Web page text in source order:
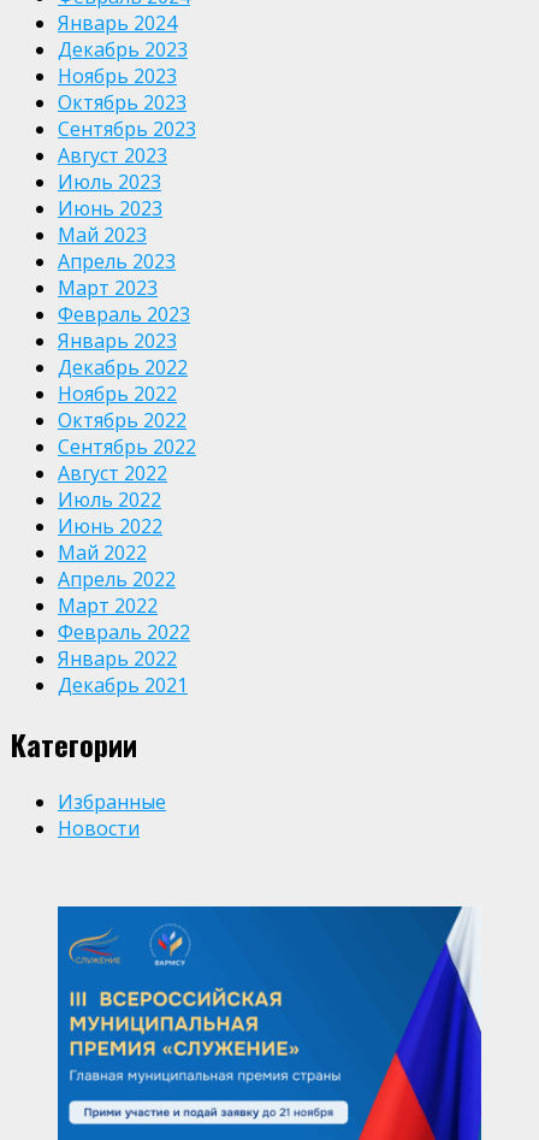
Январь 2024
Декабрь 2023
Ноябрь 2023
Октябрь 2023
Сентябрь 2023
Август 2023
Июль 2023
Июнь 2023
Май 2023
Апрель 2023
Март 2023
Февраль 2023
Январь 2023
Декабрь 2022
Ноябрь 2022
Октябрь 2022
Сентябрь 2022
Август 2022
Июль 2022
Июнь 2022
Май 2022
Апрель 2022
Март 2022
Февраль 2022
Январь 2022
Декабрь 2021
Категории
Избранные
Новости